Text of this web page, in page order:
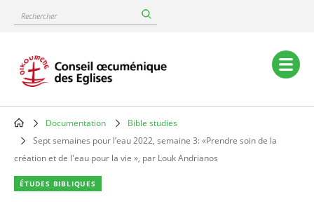
content
Rechercher
Main
navigation
Breadcrumb
Documentation
Bible studies
Sept semaines pour l’eau 2022, semaine 3: «Prendre soin de la
création et de l'eau pour la vie », par Louk Andrianos
ÉTUDES BIBLIQUES